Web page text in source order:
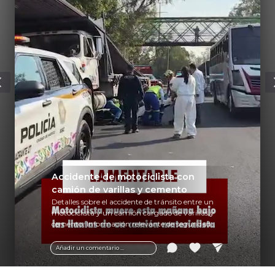
Añadir un comentario ...
Accidente de motociclista con
camión de varillas y cemento
Detalles sobre el accidente de tránsito entre un
motociclista y un camión cargado de varillas y
cemento. Información relevante de seguridad
vial y recomendaciones para motociclistas.